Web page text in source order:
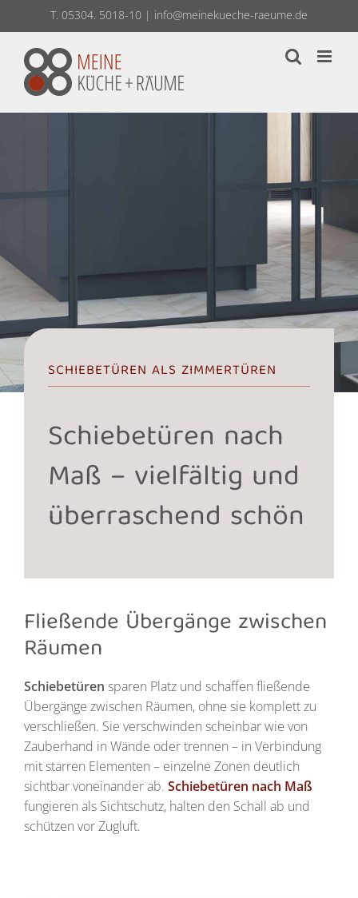
Inhalt
springen
T. 05304. 5018-10 | info@meinekueche-raeume.de
SCHIEBETÜREN ALS ZIMMERTÜREN
Schiebe­türen nach
Maß – vielfältig und
überraschend schön
Fließende Übergänge zwischen
Räumen
Schiebetüren sparen Platz und schaffen fließende
Übergänge zwischen Räumen, ohne sie komplett zu
verschließen. Sie verschwinden scheinbar wie von
Zauberhand in Wände oder trennen – in Verbindung
mit starren Elementen – einzelne Zonen deutlich
sichtbar voneinander ab. Schiebetüren nach Maß
fungieren als Sichtschutz, halten den Schall ab und
schützen vor Zugluft.